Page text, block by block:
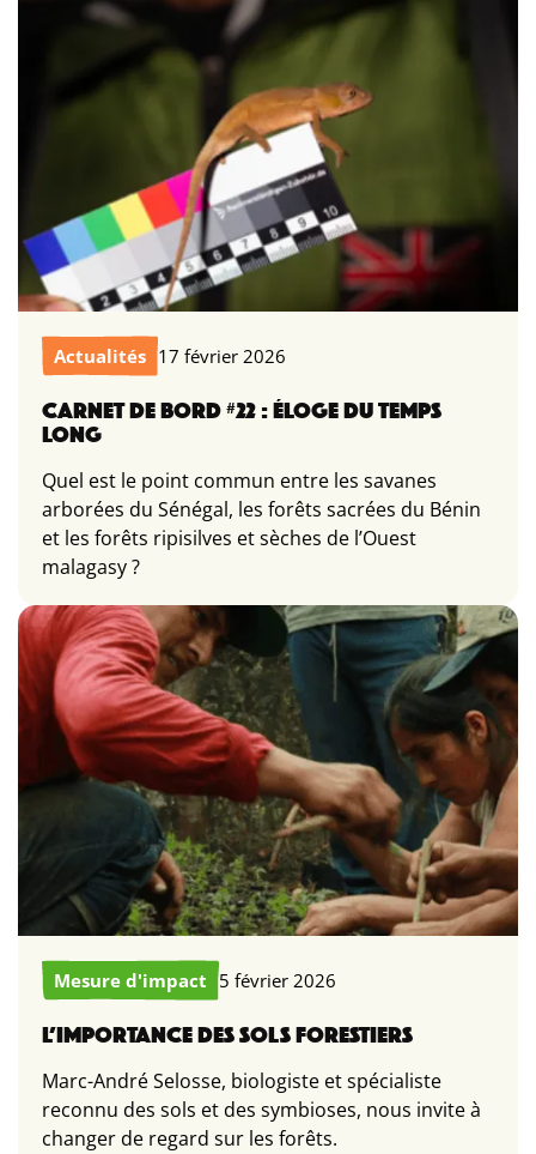
Actualités 17 février 2026
CARNET DE BORD #22 : ÉLOGE DU TEMPS
LONG
Quel est le point commun entre les savanes
arborées du Sénégal, les forêts sacrées du Bénin
et les forêts ripisilves et sèches de l’Ouest
malagasy ?
Mesure d'impact 5 février 2026
L’IMPORTANCE DES SOLS FORESTIERS
Marc-André Selosse, biologiste et spécialiste
reconnu des sols et des symbioses, nous invite à
changer de regard sur les forêts.